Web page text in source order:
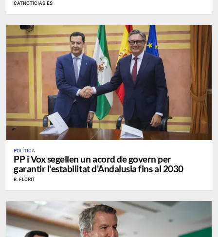
CATNOTICIAS.ES
POLÍTICA
PP i Vox segellen un acord de govern per
garantir l'estabilitat d'Andalusia fins al 2030
R. FLORIT